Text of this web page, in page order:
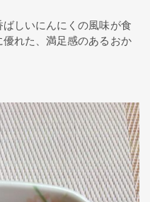
しいにんにくの風味が食
れた、満足感のあるおか